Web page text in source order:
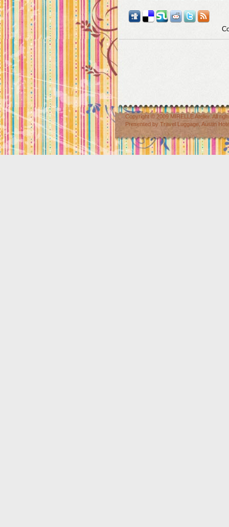
Copyright © 2009 MIRELLE Atelier. All
Presented by Travel Luggage Austin